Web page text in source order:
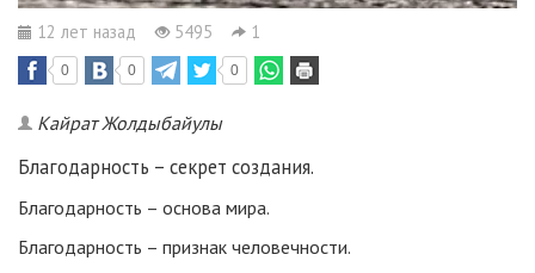
12 лет назад 5495 1
0 0 0
Кайрат Жолдыбайулы
Благодарность – секрет создания.
Благодарность – основа мира.
Благодарность – признак человечности.